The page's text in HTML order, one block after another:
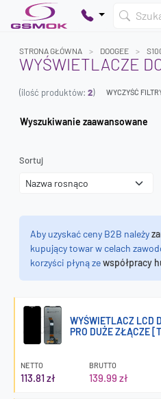
Twój
STRONA GŁÓWNA DOOGEE
WYŚWIETLACZE
(ilość produktów: 2) WYCZYŚĆ
Wyszukiwanie zaawansowane
Sortuj
Aby uzyskać ceny B2B należy
kupujący towar w celach
korzyści płyną zewspółpracy
WYŚWIETLACZ LCD
PRO DUŻE ZŁĄCZE
NETTO
113.81 zł
BRUTTO
139.99 zł